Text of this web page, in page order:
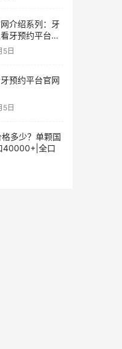
介绍系列：牙
牙预约平台的
？
5日
预约平台官网
5日
多少？单颗国
40000+|全口